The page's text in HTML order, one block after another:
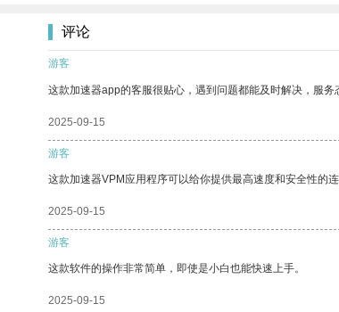
评论
游客
这款加速器app的客服很贴心，遇到问题都能及时解决，服务
2025-09-15
游客
这款加速器VPM应用程序可以给你提供最高速度和安全性的
2025-09-15
游客
这款软件的操作非常简单，即使是小白也能快速上手。
2025-09-15